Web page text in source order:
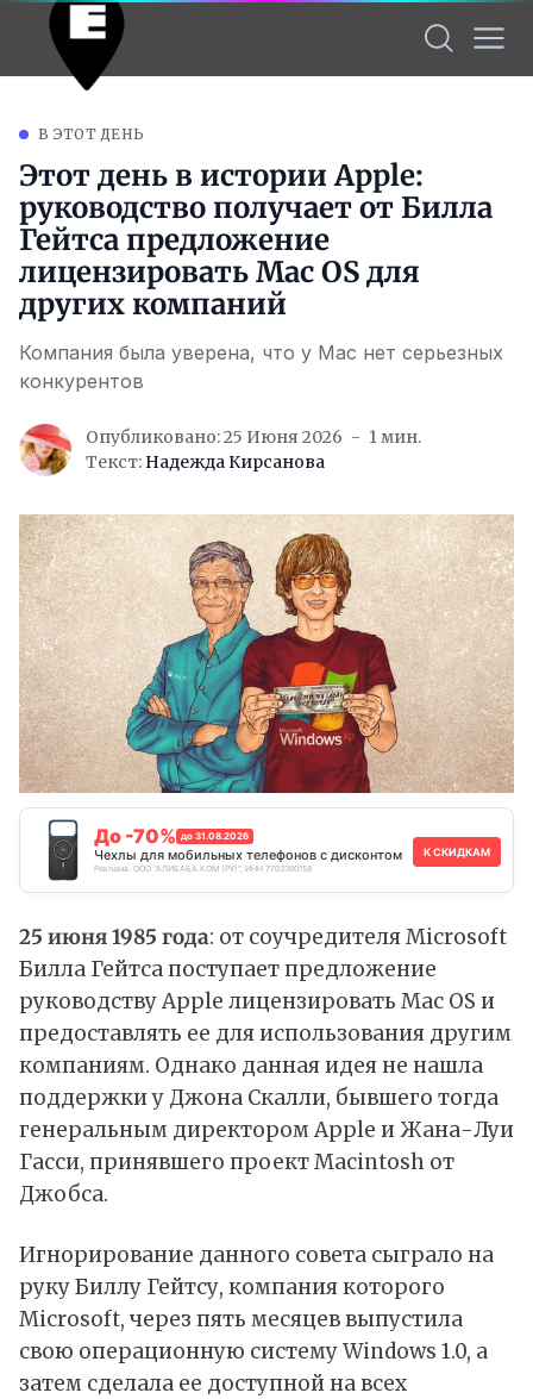
В ЭТОТ ДЕНЬ
Этот день в истории Apple:
руководство получает от Билла
Гейтса предложение
лицензировать Mac OS для
других компаний
Компания была уверена, что у Mac нет серьезных
конкурентов
Опубликовано: 25 Июня 2026
1 мин.
Текст: Надежда Кирсанова
До -70% до 31.08.2026
Чехлы для мобильных телефонов с дисконтом
Реклама. ООО "АЛИБАБА.КОМ (РУ)", ИНН 7703380158
К СКИДКАМ
25 июня 1985 года: от соучредителя Microsoft
Билла Гейтса поступает предложение
руководству Apple лицензировать Mac OS и
предоставлять ее для использования другим
компаниям. Однако данная идея не нашла
поддержки у Джона Скалли, бывшего тогда
генеральным директором Apple и Жана-Луи
Гасси, принявшего проект Macintosh от
Джобса.
Игнорирование данного совета сыграло на
руку Биллу Гейтсу, компания которого
Microsoft, через пять месяцев выпустила
свою операционную систему Windows 1.0, а
затем сделала ее доступной на всех